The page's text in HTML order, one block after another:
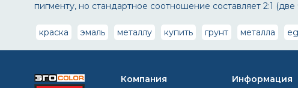
пигменту, но стандартное соотношение составляет 2:1 (две
краска эмаль металлу купить грунт металла
Компания
Информация